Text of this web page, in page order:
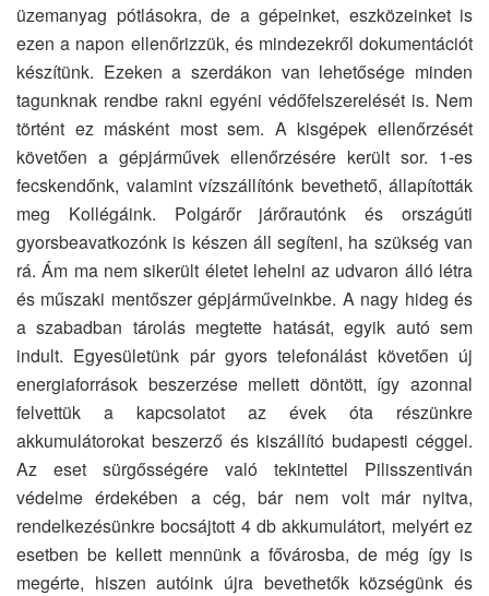
üzemanyag pótlásokra, de a gépeinket, eszközeinket is
ezen a napon ellenőrizzük, és mindezekről dokumentációt
készítünk. Ezeken a szerdákon van lehetősége minden
tagunknak rendbe rakni egyéni védőfelszerelését is. Nem
történt ez másként most sem. A kisgépek ellenőrzését
követően a gépjárművek ellenőrzésére került sor. 1-es
fecskendőnk, valamint vízszállítónk bevethető, állapították
meg Kollégáink. Polgárőr járőrautónk és országúti
gyorsbeavatkozónk is készen áll segíteni, ha szükség van
rá. Ám ma nem sikerült életet lehelni az udvaron álló létra
és műszaki mentőszer gépjárműveinkbe. A nagy hideg és
a szabadban tárolás megtette hatását, egyik autó sem
indult. Egyesületünk pár gyors telefonálást követően új
energiaforrások beszerzése mellett döntött, így azonnal
felvettük a kapcsolatot az évek óta részünkre
akkumulátorokat beszerző és kiszállító budapesti céggel.
Az eset sürgősségére való tekintettel Pilisszentiván
védelme érdekében a cég, bár nem volt már nyitva,
rendelkezésünkre bocsájtott 4 db akkumulátort, melyért ez
esetben be kellett mennünk a fővárosba, de még így is
megérte, hiszen autóink újra bevethetők községünk és